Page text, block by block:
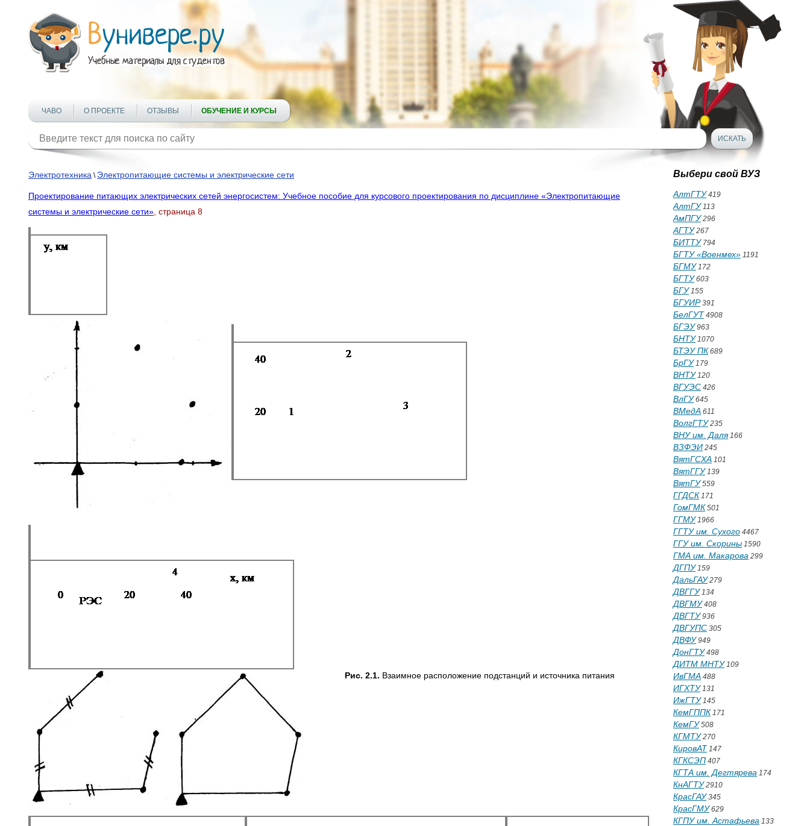
ЧАВО О ПРОЕКТЕ ОТЗЫВЫ ОБУЧЕНИЕ И КУРСЫ
Электротехника \ Электропитающие системы и электрические сети
Проектирование питающих электрических сетей энергосистем: Учебное пособие для курсового проектирования по дисциплине «Электропитающие
системы и электрические сети» , страница 8
Рис. 2.1. Взаимное расположение подстанций и источника питания
Выбери свой ВУЗ
АлтГТУ419
АлтГУ113
АмПГУ296
АГТУ267
БИТТУ794
БГТУ «Военмех» 1191
БГМУ172
БГТУ603
БГУ155
БГУИР391
БелГУТ 4908
БГЭУ963
БНТУ1070
БТЭУ ПК 689
БрГУ179
ВНТУ120
ВГУЭС 426
ВлГУ645
ВМедА 611
ВолгГТУ235
ВНУ им. Даля166
ВЗФЭИ 245
ВятГСХА 101
ВятГГУ139
ВятГУ559
ГГДСК 171
ГомГМК 501
ГГМУ1966
ГГТУ им. Сухого 4467
ГГУ им. Скорины 1590
ГМА им. Макарова 299
ДГПУ159
ДальГАУ279
ДВГГУ134
ДВГМУ408
ДВГТУ936
ДВГУПС 305
ДВФУ949
ДонГТУ498
ДИТМ МНТУ109
ИвГМА 488
ИГХТУ131
ИжГТУ145
КемГППК 171
КемГУ508
КГМТУ270
КировАТ 147
КГКСЭП 407
КГТА им. Дегтярева 174
КнАГТУ2910
КрасГАУ345
КрасГМУ629
КГПУ им. Астафьева 133